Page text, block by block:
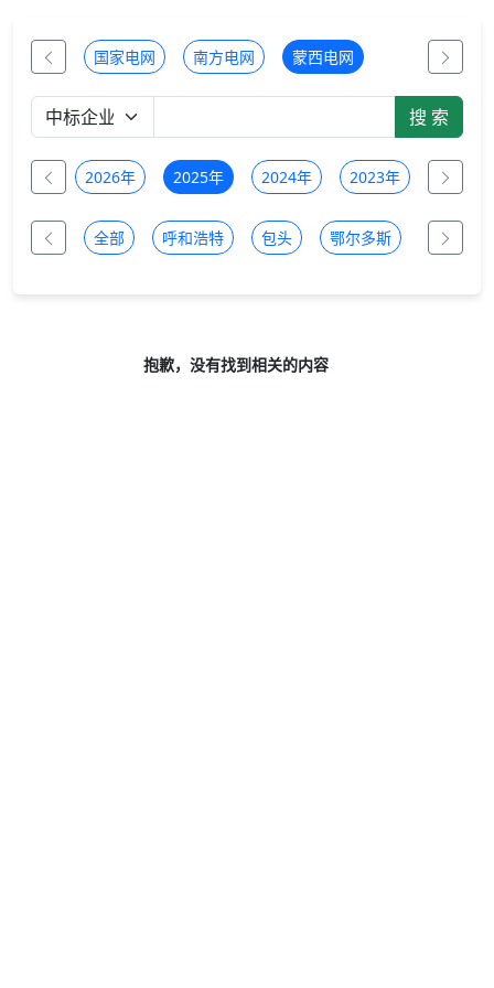
国家电网 南方电网 蒙西电网
全部 2026年 2025年 2024年 2023年 2022年
全部 呼和浩特 包头 鄂尔多斯 乌兰察布
抱歉，没有找到相关的内容